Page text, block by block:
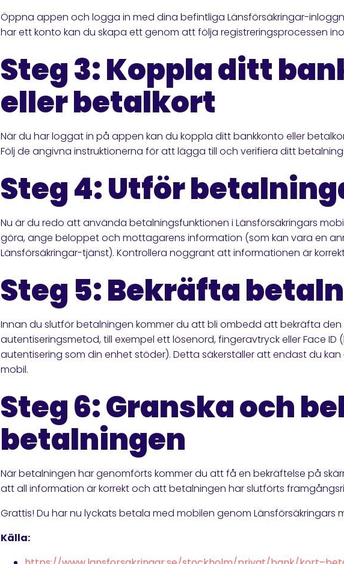
Öppna appen och logga in med dina befintliga Länsförsäkringar-
har ett konto kan du skapa ett genom att följa registreringsprocessen
Steg 3: Koppla ditt
eller betalkort
När du har loggat in på appen kan du koppla ditt bankkonto eller
Följ de angivna instruktionerna för att lägga till och verifiera ditt
Steg 4: Utför
Nu är du redo att använda betalningsfunktionen i Länsförsäkringars
göra, ange beloppet och mottagarens information (som kan vara en
Länsförsäkringar-tjänst). Kontrollera noggrant att informationen är
Steg 5: Bekräfta
Innan du slutför betalningen kommer du att bli ombedd att bekräfta
autentiseringsmetod, till exempel ett lösenord, fingeravtryck eller Face
autentisering som din enhet stöder). Detta säkerställer att endast du
mobil.
Steg 6: Granska och
betalningen
När betalningen har genomförts kommer du att få en bekräftelse på
att all information är korrekt och att betalningen har slutförts
Grattis! Du har nu lyckats betala med mobilen genom Länsförsäkringars
Källa: